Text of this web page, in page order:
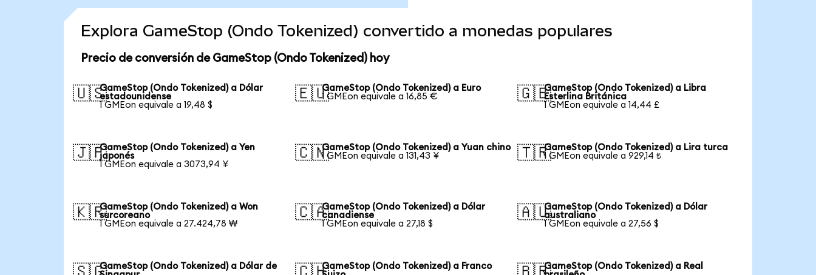
Explora GameStop (Ondo Tokenized) convertido a monedas populares
Precio de conversión de GameStop (Ondo Tokenized) hoy
🇺🇸GameStop (Ondo Tokenized) a Dólar
estadounidense
1 GMEon equivale a 19,48 $
🇪🇺GameStop (Ondo Tokenized) a Euro
1 GMEon equivale a 16,85 €
🇬🇧GameStop (Ondo Tokenized) a Libra
Esterlina Británica
1 GMEon equivale a 14,44 £
🇯🇵GameStop (Ondo Tokenized) a Yen
japonés
1 GMEon equivale a 3073,94 ¥
🇨🇳GameStop (Ondo Tokenized) a Yuan chino
1 GMEon equivale a 131,43 ¥
🇹🇷GameStop (Ondo Tokenized) a Lira turca
1 GMEon equivale a 929,14 ₺
🇰🇷GameStop (Ondo Tokenized) a Won
surcoreano
1 GMEon equivale a 27.424,78 ₩
🇨🇦GameStop (Ondo Tokenized) a Dólar
canadiense
1 GMEon equivale a 27,18 $
🇦🇺GameStop (Ondo Tokenized) a Dólar
australiano
1 GMEon equivale a 27,56 $
GameStop (Ondo Tokenized) a Dólar de
GameStop (Ondo Tokenized) a Franco
GameStop (Ondo Tokenized) a Real